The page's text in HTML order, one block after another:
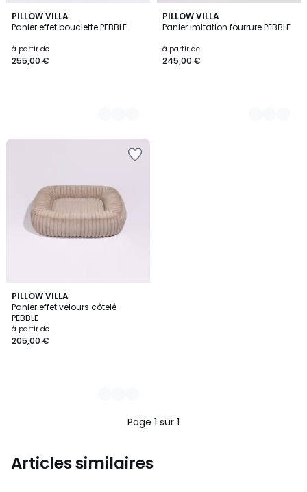
PILLOW VILLA
Panier effet bouclette PEBBLE
à partir de
255,00 €
5
Couleurs
PILLOW VILLA
Panier imitation fourrure PEBBLE
à partir de
245,00 €
2
Couleurs
PILLOW VILLA
Panier effet velours côtelé
PEBBLE
à partir de
205,00 €
2
Couleurs
Page 1 sur 1
Articles similaires